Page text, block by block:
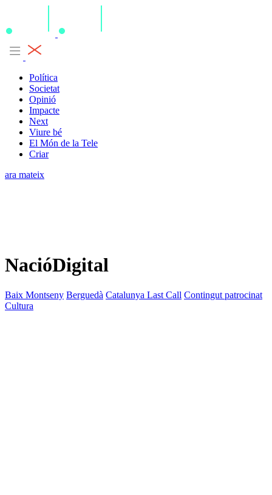
Política
Societat
Opinió
Impacte
Next
Viure bé
El Món de la Tele
Criar
ara mateix
NacióDigital
Baix Montseny Berguedà Catalunya Last Call Contingut patrocinat
Cultura